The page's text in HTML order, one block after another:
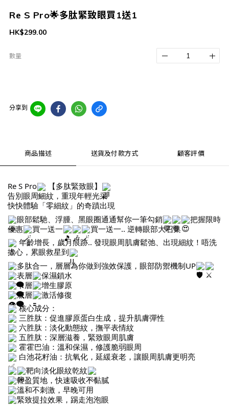
Re S Pro🌟多肽緊致眼買1送1
HK$299.00
數量
分享到
商品描述 送貨及付款方式 顧客評價
Re S Pro
【多肽緊致眼】
告別眼周細紋，重現年輕光采
快快體驗「零細紋」的奇蹟出現
眼部鬆馳、浮腫、黑眼圈通通幫你一筆勾銷
把握限時
優惠
買一送一
買一送一.. 逆轉眼部大召集
年齡增長，歲月痕跡.. 發現眼周肌膚鬆弛、出現細紋！唔洗
擔心，累眼救星到
多肽合一，層層為你做到強效保護，眼部防禦機制UP
表層
保濕鎖水
中層
增生膠原
底層
激活修復
核心成分：
三胜肽：促進膠原蛋白生成，提升肌膚彈性
六胜肽：淡化動態紋，撫平表情紋
五胜肽：深層滋養，緊致眼周肌膚
霍霍巴油：溫和保濕，修護脆弱眼周
白池花籽油：抗氧化，延緩衰老，讓眼周肌膚更明亮
靶向淡化眼紋乾紋
輕盈質地，快速吸收不黏膩
溫和不刺激，早晚可用
緊致提拉效果，踢走泡泡眼